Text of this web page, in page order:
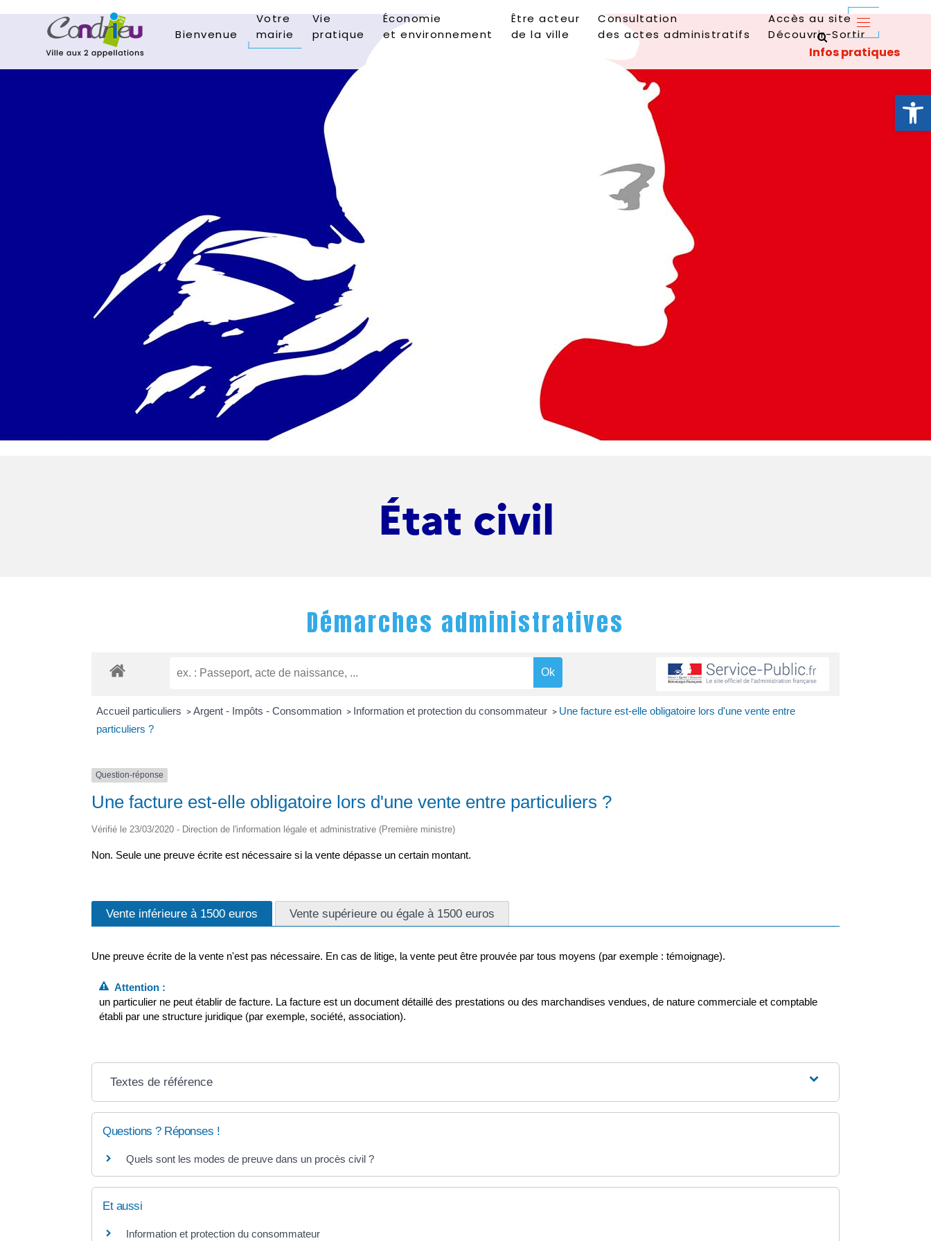
Ouvrir
Bienvenue
Votre
mairie
Vie
pratique
Économie
et environnement
Être acteur
de la ville
Consultation
des actes administratifs
Accès au site
Découvrir-Sortir
État civil
Démarches administratives
Accueil particuliers > Argent - Impôts - Consommation > Information et protection du consommateur > Une facture est-elle obligatoire lors d'une vente entre
particuliers ?
Question-réponse
Une facture est-elle obligatoire lors d'une vente entre particuliers ?
Vérifié le 23/03/2020 - Direction de l'information légale et administrative (Première ministre)
Non. Seule une preuve écrite est nécessaire si la vente dépasse un certain montant.
Vente inférieure à 1500 euros Vente supérieure ou égale à 1500 euros
Une preuve écrite de la vente n'est pas nécessaire. En cas de litige, la vente peut être prouvée par tous moyens (par exemple : témoignage).
Attention :
un particulier ne peut établir de facture. La facture est un document détaillé des prestations ou des marchandises vendues, de nature commerciale et comptable
établi par une structure juridique (par exemple, société, association).
Textes de référence
Questions ? Réponses !
Quels sont les modes de preuve dans un procès civil ?
Et aussi
Information et protection du consommateur